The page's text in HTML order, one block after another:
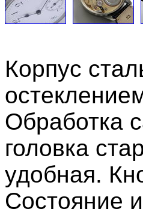
Корпус
Обработка
головка
удобная.
Состояние